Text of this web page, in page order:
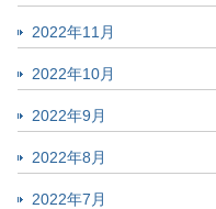
2022年11月
2022年10月
2022年9月
2022年8月
2022年7月